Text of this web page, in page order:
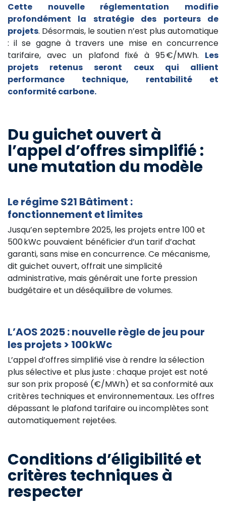
Cette nouvelle réglementation modifie
profondément la stratégie des porteurs de
projets. Désormais, le soutien n’est plus automatique
: il se gagne à travers une mise en concurrence
tarifaire, avec un plafond fixé à 95 €/MWh. Les
projets retenus seront ceux qui allient
performance technique, rentabilité et
conformité carbone.
Du guichet ouvert à
l’appel d’offres simplifié :
une mutation du modèle
Le régime S21 Bâtiment :
fonctionnement et limites
Jusqu’en septembre 2025, les projets entre 100 et
500 kWc pouvaient bénéficier d’un tarif d’achat
garanti, sans mise en concurrence. Ce mécanisme,
dit guichet ouvert, offrait une simplicité
administrative, mais générait une forte pression
budgétaire et un déséquilibre de volumes.
L’AOS 2025 : nouvelle règle de jeu pour
les projets > 100 kWc
L’appel d’offres simplifié vise à rendre la sélection
plus sélective et plus juste : chaque projet est noté
sur son prix proposé (€/MWh) et sa conformité aux
critères techniques et environnementaux. Les offres
dépassant le plafond tarifaire ou incomplètes sont
automatiquement rejetées.
Conditions d’éligibilité et
critères techniques à
respecter